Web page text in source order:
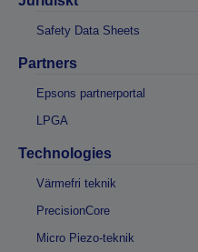
Safety Data Sheets
Partners
Epsons partnerportal
LPGA
Technologies
Värmefri teknik
PrecisionCore
Micro Piezo-teknik